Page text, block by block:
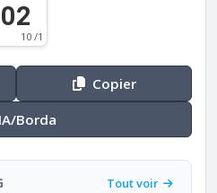
02
10 /1
Copier
IA/Borda
Tout voir